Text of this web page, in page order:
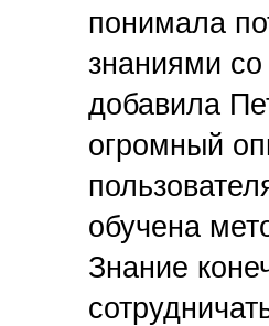
понимала
знаниями
добавила
огромный
обучена
Знание